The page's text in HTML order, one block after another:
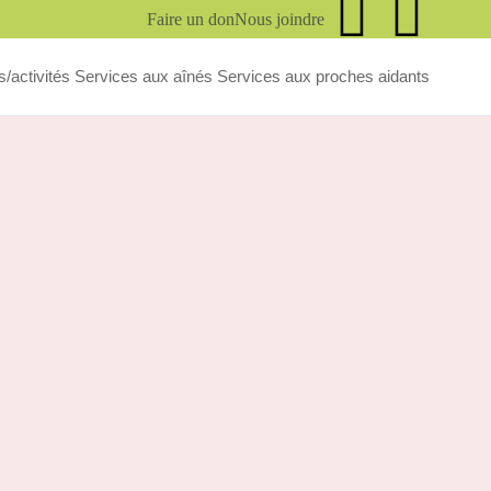
Faire un donNous joindre
activités Services aux aînés Services aux proches aidants